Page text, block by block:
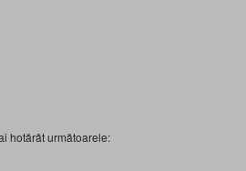
hotărât următoarele: